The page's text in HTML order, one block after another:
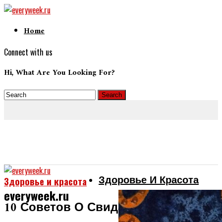
Home
Connect with us
Hi, What Are You Looking For?
everyweek.ru
Здоровье И Красота
Здоровье и красота
10 Советов О Свиданиях, Которые